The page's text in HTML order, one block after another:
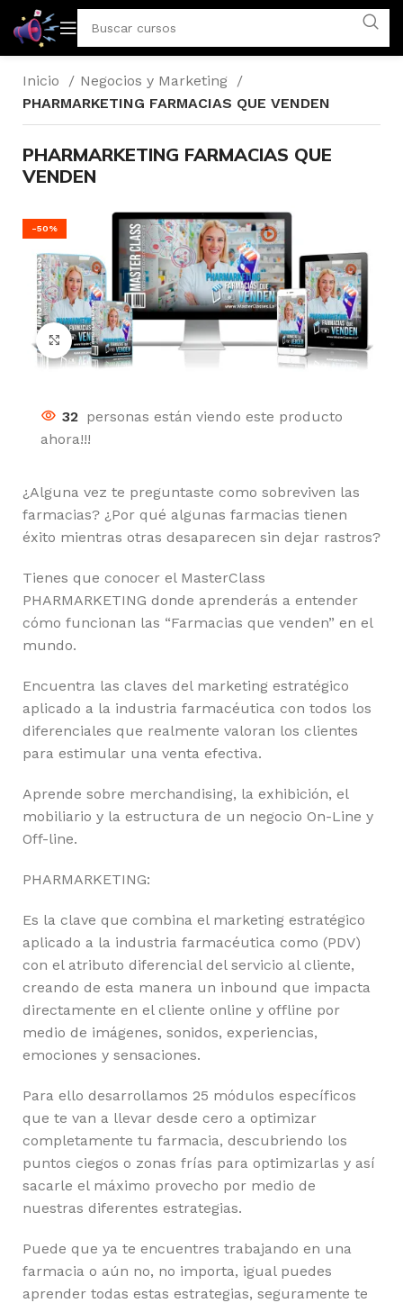
Inicio
Negocios y Marketing
PHARMARKETING FARMACIAS QUE VENDEN
PHARMARKETING FARMACIAS QUE
VENDEN
-50%
Click to enlarge
32 personas están viendo este producto
ahora!!!
¿Alguna vez te preguntaste como sobreviven las
farmacias? ¿Por qué algunas farmacias tienen
éxito mientras otras desaparecen sin dejar rastros?
Tienes que conocer el MasterClass
PHARMARKETING donde aprenderás a entender
cómo funcionan las “Farmacias que venden” en el
mundo.
Encuentra las claves del marketing estratégico
aplicado a la industria farmacéutica con todos los
diferenciales que realmente valoran los clientes
para estimular una venta efectiva.
Aprende sobre merchandising, la exhibición, el
mobiliario y la estructura de un negocio On-Line y
Off-line.
PHARMARKETING:
Es la clave que combina el marketing estratégico
aplicado a la industria farmacéutica como (PDV)
con el atributo diferencial del servicio al cliente,
creando de esta manera un inbound que impacta
directamente en el cliente online y offline por
medio de imágenes, sonidos, experiencias,
emociones y sensaciones.
Para ello desarrollamos 25 módulos específicos
que te van a llevar desde cero a optimizar
completamente tu farmacia, descubriendo los
puntos ciegos o zonas frías para optimizarlas y así
sacarle el máximo provecho por medio de
nuestras diferentes estrategias.
Puede que ya te encuentres trabajando en una
farmacia o aún no, no importa, igual puedes
aprender todas estas estrategias, seguramente te